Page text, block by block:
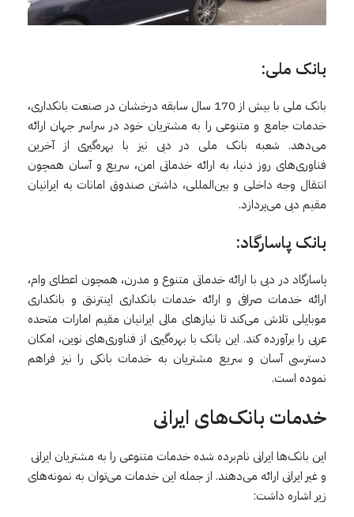
بانک ملی:
بانک ملی با بیش از 170 سال سابقه درخشان در صنعت بانکداری،
خدمات جامع و متنوعی را به مشتریان خود در سراسر جهان ارائه
می‌دهد. شعبه بانک ملی در دبی نیز با بهره‌گیری از آخرین
فناوری‌های روز دنیا، به ارائه خدماتی امن، سریع و آسان همچون
انتقال وجه داخلی و بین‌المللی، داشتن صندوق امانات به ایرانیان
مقیم دبی می‌پردازد.
بانک پاسارگاد:
پاسارگاد در دبی با ارائه خدماتی متنوع و مدرن، همچون اعطای وام،
ارائه خدمات صرافی و ارائه خدمات بانکداری اینترنتی و بانکداری
موبایلی تلاش می‌کند تا نیازهای مالی ایرانیان مقیم امارات متحده
عربی را برآورده کند. این بانک با بهره‌گیری از فناوری‌های نوین، امکان
دسترسی آسان و سریع مشتریان به خدمات بانکی را نیز فراهم
نموده است.
خدمات بانک‌های ایرانی
این بانک‌ها ایرانی نام‌برده شده خدمات متنوعی را به مشتریان ایرانی
و غیر ایرانی ارائه می‌دهند. از جمله این خدمات می‌توان به نمونه‌های
زیر اشاره داشت: